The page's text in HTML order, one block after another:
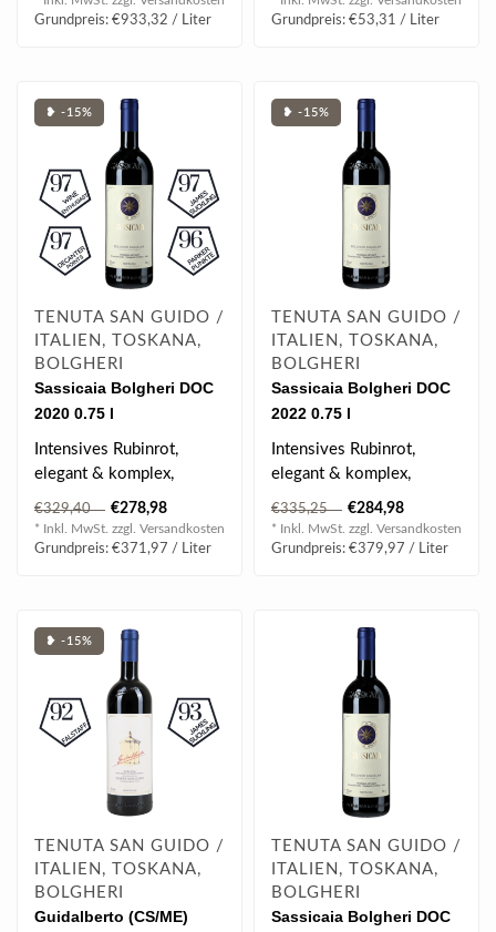
Grundpreis: €933,32 / Liter
Grundpreis: €53,31 / Liter
❥ -15%
TENUTA SAN GUIDO /
ITALIEN, TOSKANA,
BOLGHERI
Sassicaia Bolgheri DOC
2020 0.75 l
Intensives Rubinrot,
elegant & komplex,
kraftvoll, tolle Balance,
schön integri..
€329,40 €278,98
* Inkl. MwSt. zzgl. Versandkosten
Grundpreis: €371,97 / Liter
❥ -15%
TENUTA SAN GUIDO /
ITALIEN, TOSKANA,
BOLGHERI
Sassicaia Bolgheri DOC
2022 0.75 l
Intensives Rubinrot,
elegant & komplex,
kraftvoll, tolle Balance,
schön integri..
€335,25 €284,98
* Inkl. MwSt. zzgl. Versandkosten
Grundpreis: €379,97 / Liter
❥ -15%
TENUTA SAN GUIDO /
ITALIEN, TOSKANA,
BOLGHERI
Guidalberto (CS/ME)
TENUTA SAN GUIDO /
ITALIEN, TOSKANA,
BOLGHERI
Sassicaia Bolgheri DOC